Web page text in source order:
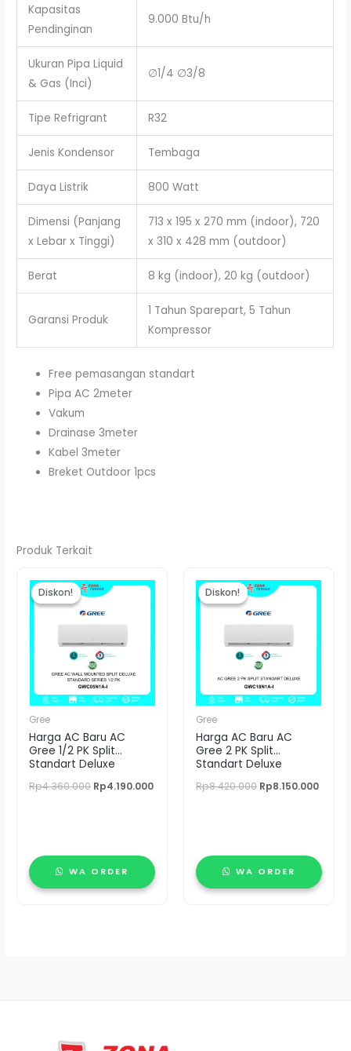
Kapasitas
Pendinginan
9.000 Btu/h
Ukuran Pipa Liquid
& Gas (Inci)
∅1/4 ∅3/8
Tipe Refrigrant R32
Jenis Kondensor Tembaga
Daya Listrik 800 Watt
Dimensi (Panjang
x Lebar x Tinggi)
713 x 195 x 270 mm (indoor), 720
x 310 x 428 mm (outdoor)
Berat 8 kg (indoor), 20 kg (outdoor)
Garansi Produk
1 Tahun Sparepart, 5 Tahun
Kompressor
Free pemasangan standart
Pipa AC 2meter
Vakum
Drainase 3meter
Kabel 3meter
Breket Outdoor 1pcs
Produk Terkait
Diskon!
Diskon!
Gree
Harga AC Baru AC
Gree 1/2 PK Split
Standart Deluxe
Rp4.360.000
aslinya
adalah:
Rp4.360.000.
Rp4.190.000
WA ORDER
Diskon!
Diskon!
Gree
Harga AC Baru AC
Gree 2 PK Split
Standart Deluxe
Rp8.420.000
aslinya
adalah:
Rp8.420.000.
Rp8.150.000
WA ORDER